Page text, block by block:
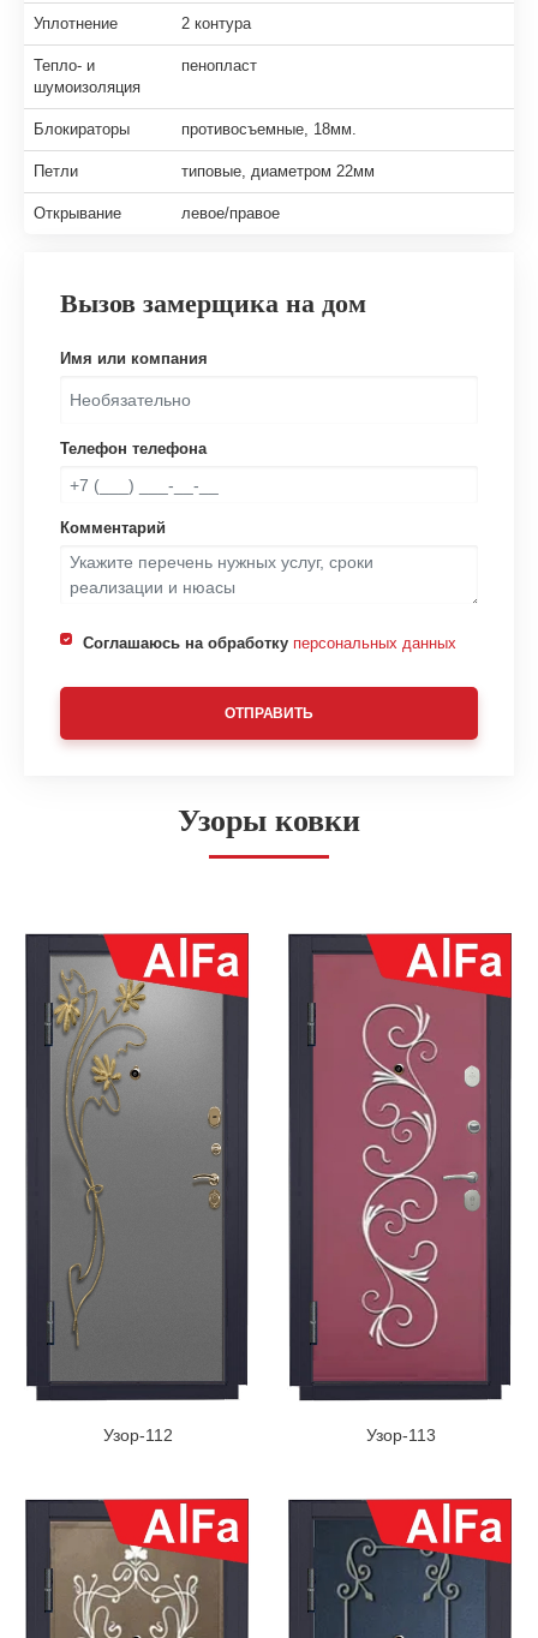
Уплотнение 2 контура
Тепло- и
шумоизоляция
пенопласт
Блокираторы противосъемные, 18мм.
Петли типовые, диаметром 22мм
Открывание левое/правое
Вызов замерщика на дом
Имя или компания
Телефон телефона
Комментарий
Соглашаюсь на обработку персональных данных
ОТПРАВИТЬ
Узоры ковки
Узор-112 Узор-113